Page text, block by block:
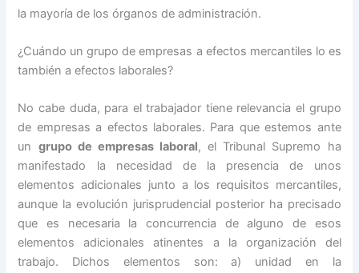
la mayoría de los órganos de administración.
¿Cuándo un grupo de empresas a efectos mercantiles lo es
también a efectos laborales?
No cabe duda, para el trabajador tiene relevancia el grupo
de empresas a efectos laborales. Para que estemos ante
un grupo de empresas laboral, el Tribunal Supremo ha
manifestado la necesidad de la presencia de unos
elementos adicionales junto a los requisitos mercantiles,
aunque la evolución jurisprudencial posterior ha precisado
que es necesaria la concurrencia de alguno de esos
elementos adicionales atinentes a la organización del
trabajo. Dichos elementos son: a) unidad en la